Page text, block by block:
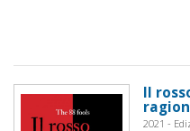
Il
2021 -